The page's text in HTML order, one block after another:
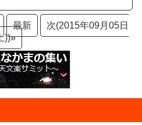
最新
次(2015年09月05日
))»